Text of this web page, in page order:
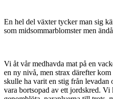
En hel del växter tycker man sig
som midsommarblomster men
Vi åt vår medhavda mat på en
en ny nivå, men strax därefter
skulle ha varit en stig från levadan
vara bortsopad av ett jordskred.